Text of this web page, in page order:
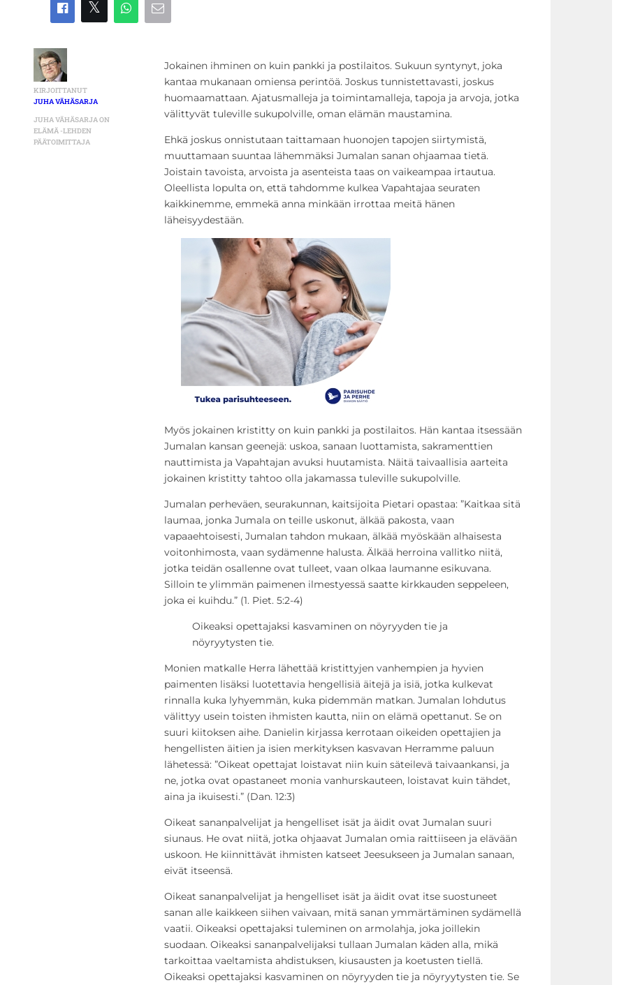
KIRJOITTANUT
JUHA VÄHÄSARJA
JUHA VÄHÄSARJA ON
ELÄMÄ -LEHDEN
PÄÄTOIMITTAJA
Jokainen ihminen on kuin pankki ja postilaitos. Sukuun syntynyt, joka
kantaa mukanaan omiensa perintöä. Joskus tunnistettavasti, joskus
huomaamattaan. Ajatusmalleja ja toimintamalleja, tapoja ja arvoja, jotka
välittyvät tuleville sukupolville, oman elämän maustamina.
Ehkä joskus onnistutaan taittamaan huonojen tapojen siirtymistä,
muuttamaan suuntaa lähemmäksi Jumalan sanan ohjaamaa tietä.
Joistain tavoista, arvoista ja asenteista taas on vaikeampaa irtautua.
Oleellista lopulta on, että tahdomme kulkea Vapahtajaa seuraten
kaikkinemme, emmekä anna minkään irrottaa meitä hänen
läheisyydestään.
Myös jokainen kristitty on kuin pankki ja postilaitos. Hän kantaa itsessään
Jumalan kansan geenejä: uskoa, sanaan luottamista, sakramenttien
nauttimista ja Vapahtajan avuksi huutamista. Näitä taivaallisia aarteita
jokainen kristitty tahtoo olla jakamassa tuleville sukupolville.
Jumalan perheväen, seurakunnan, kaitsijoita Pietari opastaa: ”Kaitkaa sitä
laumaa, jonka Jumala on teille uskonut, älkää pakosta, vaan
vapaaehtoisesti, Jumalan tahdon mukaan, älkää myöskään alhaisesta
voitonhimosta, vaan sydämenne halusta. Älkää herroina vallitko niitä,
jotka teidän osallenne ovat tulleet, vaan olkaa laumanne esikuvana.
Silloin te ylimmän paimenen ilmestyessä saatte kirkkauden seppeleen,
joka ei kuihdu.” (1. Piet. 5:2-4)
Oikeaksi opettajaksi kasvaminen on nöyryyden tie ja
nöyryytysten tie.
Monien matkalle Herra lähettää kristittyjen vanhempien ja hyvien
paimenten lisäksi luotettavia hengellisiä äitejä ja isiä, jotka kulkevat
rinnalla kuka lyhyemmän, kuka pidemmän matkan. Jumalan lohdutus
välittyy usein toisten ihmisten kautta, niin on elämä opettanut. Se on
suuri kiitoksen aihe. Danielin kirjassa kerrotaan oikeiden opettajien ja
hengellisten äitien ja isien merkityksen kasvavan Herramme paluun
lähetessä: ”Oikeat opettajat loistavat niin kuin säteilevä taivaankansi, ja
ne, jotka ovat opastaneet monia vanhurskauteen, loistavat kuin tähdet,
aina ja ikuisesti.” (Dan. 12:3)
Oikeat sananpalvelijat ja hengelliset isät ja äidit ovat Jumalan suuri
siunaus. He ovat niitä, jotka ohjaavat Jumalan omia raittiiseen ja elävään
uskoon. He kiinnittävät ihmisten katseet Jeesukseen ja Jumalan sanaan,
eivät itseensä.
Oikeat sananpalvelijat ja hengelliset isät ja äidit ovat itse suostuneet
sanan alle kaikkeen siihen vaivaan, mitä sanan ymmärtäminen sydämellä
vaatii. Oikeaksi opettajaksi tuleminen on armolahja, joka joillekin
suodaan. Oikeaksi sananpalvelijaksi tullaan Jumalan käden alla, mikä
tarkoittaa vaeltamista ahdistuksen, kiusausten ja koetusten tiellä.
Oikeaksi opettajaksi kasvaminen on nöyryyden tie ja nöyryytysten tie. Se